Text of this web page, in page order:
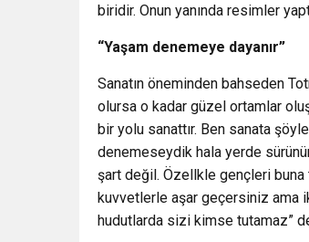
biridir. Onun yanında resimler
“Yaşam denemeye dayanır”
Sanatın öneminden bahseden
olursa o kadar güzel ortamlar
bir yolu sanattır. Ben sanata
denemeseydik hala yerde
şart değil. Özellkle gençleri buna
kuvvetlerle aşar geçersiniz ama
hudutlarda sizi kimse tutamaz”